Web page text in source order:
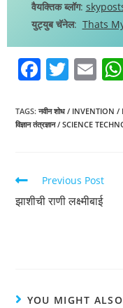
वैयक्तिक ब्लॉग:
युट्युब चॅनेल: Thats
F
c
e
o
o
T
itt
er
E
ai
l
TAGS:नवीन शोध / INVENTION /
विज्ञान तंत्रज्ञान / SCIENCE
Previous Post
झाशीची राणी लक्ष्मीबाई
YOU MIGHT